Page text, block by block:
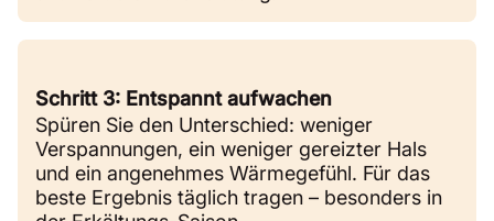
Schritt 3: Entspannt aufwachen
Spüren Sie den Unterschied: weniger
Verspannungen, ein weniger gereizter Hals
und ein angenehmes Wärmegefühl. Für das
beste Ergebnis täglich tragen – besonders in